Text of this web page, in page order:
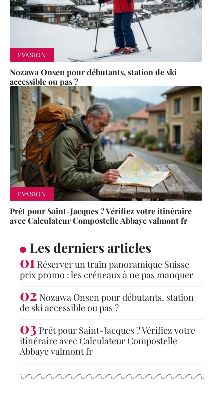
EVASION
Nozawa Onsen pour débutants, station de ski
accessible ou pas ?
EVASION
Prêt pour Saint-Jacques ? Vérifiez votre itinéraire
avec Calculateur Compostelle Abbaye valmont fr
Les derniers articles
Réserver un train panoramique Suisse
prix promo : les créneaux à ne pas manquer
Nozawa Onsen pour débutants, station
de ski accessible ou pas ?
Prêt pour Saint-Jacques ? Vérifiez votre
itinéraire avec Calculateur Compostelle
Abbaye valmont fr